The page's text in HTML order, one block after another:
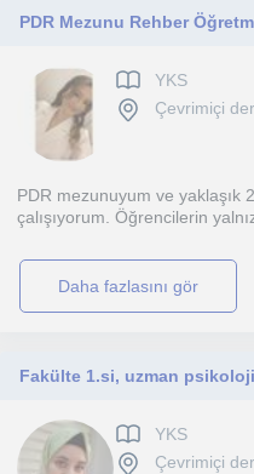
YKS
Çevrimiçi
PDR mezunuyum ve yaklaşık
çalışıyorum. Öğrencilerin
daha fazlasını gör
YKS
Çevrimiçi